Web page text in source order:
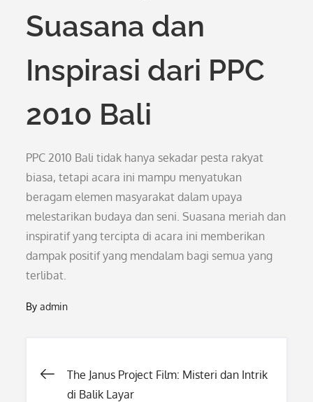
Suasana dan
Inspirasi dari PPC
2010 Bali
PPC 2010 Bali tidak hanya sekadar pesta rakyat
biasa, tetapi acara ini mampu menyatukan
beragam elemen masyarakat dalam upaya
melestarikan budaya dan seni. Suasana meriah dan
inspiratif yang tercipta di acara ini memberikan
dampak positif yang mendalam bagi semua yang
terlibat.
Byadmin
Post
The Janus Project Film: Misteri dan Intrik
di Balik Layar